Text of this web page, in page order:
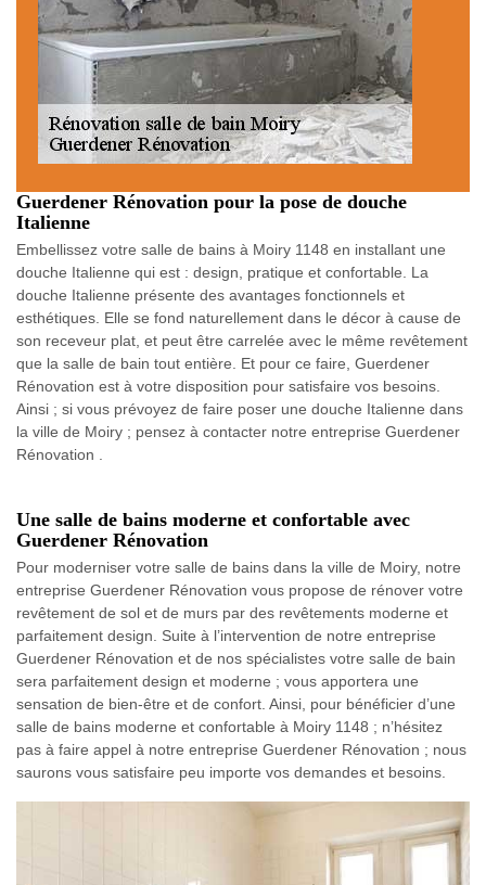
Guerdener Rénovation pour la pose de douche
Italienne
Embellissez votre salle de bains à Moiry 1148 en installant une
douche Italienne qui est : design, pratique et confortable. La
douche Italienne présente des avantages fonctionnels et
esthétiques. Elle se fond naturellement dans le décor à cause de
son receveur plat, et peut être carrelée avec le même revêtement
que la salle de bain tout entière. Et pour ce faire, Guerdener
Rénovation est à votre disposition pour satisfaire vos besoins.
Ainsi ; si vous prévoyez de faire poser une douche Italienne dans
la ville de Moiry ; pensez à contacter notre entreprise Guerdener
Rénovation .
Une salle de bains moderne et confortable avec
Guerdener Rénovation
Pour moderniser votre salle de bains dans la ville de Moiry, notre
entreprise Guerdener Rénovation vous propose de rénover votre
revêtement de sol et de murs par des revêtements moderne et
parfaitement design. Suite à l’intervention de notre entreprise
Guerdener Rénovation et de nos spécialistes votre salle de bain
sera parfaitement design et moderne ; vous apportera une
sensation de bien-être et de confort. Ainsi, pour bénéficier d’une
salle de bains moderne et confortable à Moiry 1148 ; n’hésitez
pas à faire appel à notre entreprise Guerdener Rénovation ; nous
saurons vous satisfaire peu importe vos demandes et besoins.